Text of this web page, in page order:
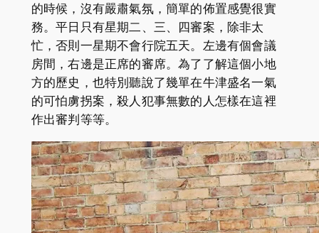
的時候，沒有嚴肅氣氛，簡單的佈置感覺很實
務。平日只有星期二、三、四審案，除非太
忙，否則一星期不會行院五天。左邊有個會議
房間，右邊是正席的審席。為了了解這個小地
方的歷史，也特別聽說了幾單在牛津盛名一氣
的可怕虜拐案，殺人犯事無數的人怎樣在這裡
作出審判等等。